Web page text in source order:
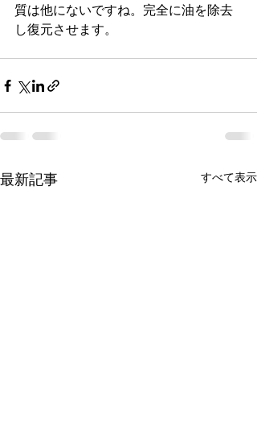
質は他にないですね。完全に油を除去
し復元させます。
最新記事 すべて表示